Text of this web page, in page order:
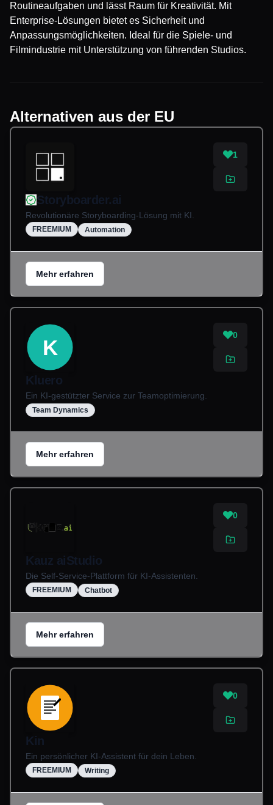
Routineaufgaben und lässt Raum für Kreativität. Mit
Enterprise-Lösungen bietet es Sicherheit und
Anpassungsmöglichkeiten. Ideal für die Spiele- und
Filmindustrie mit Unterstützung von führenden Studios.
Alternativen aus der EU
1
Storyboarder.ai
Revolutionäre Storyboarding-Lösung mit KI.
FREEMIUM Automation
Mehr erfahren
K
0
Kluero
Ein KI-gestützter Service zur Teamoptimierung.
Team Dynamics
Mehr erfahren
0
Kauz aiStudio
Die Self-Service-Plattform für KI-Assistenten.
FREEMIUM Chatbot
Mehr erfahren
0
Kin
Ein persönlicher KI-Assistent für dein Leben.
FREEMIUM Writing